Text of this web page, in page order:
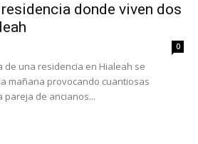
donde viven dos
0
de una residencia en Hialeah se
mañana provocando cuantiosas
pareja de ancianos...